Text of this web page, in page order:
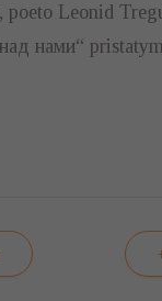
poeto Leonid
нами“